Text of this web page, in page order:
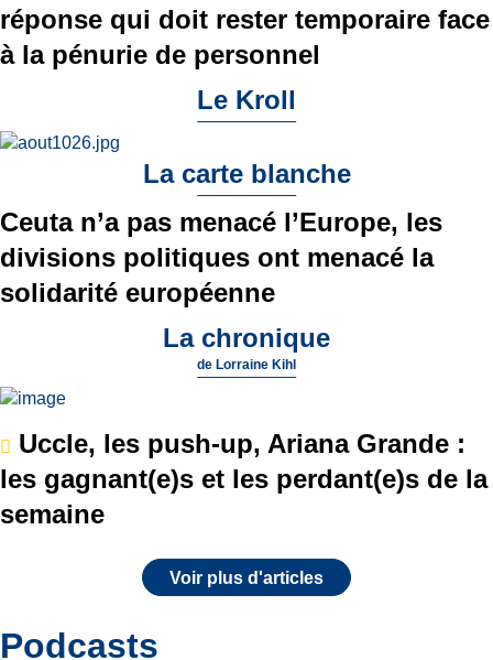
réponse qui doit rester temporaire face
à la pénurie de personnel
Le Kroll
La carte blanche
Ceuta n’a pas menacé l’Europe, les
divisions politiques ont menacé la
solidarité européenne
La chronique
de Lorraine Kihl
Uccle, les push-up, Ariana Grande :
les gagnant(e)s et les perdant(e)s de la
semaine
Voir plus d'articles
Podcasts